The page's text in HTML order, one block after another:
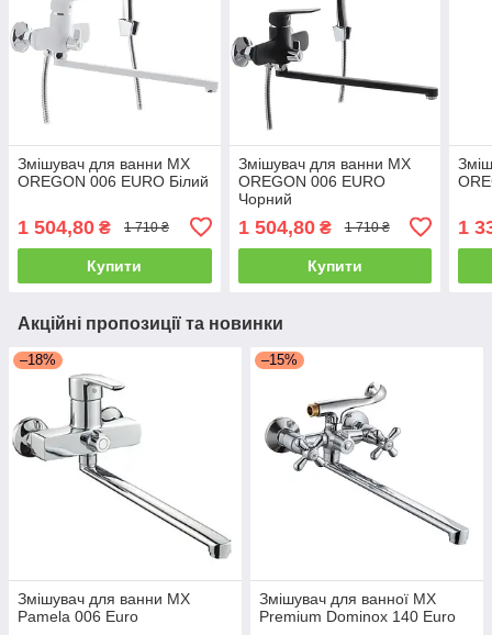
Змішувач для ванни MX
OREGON 006 EURO Білий
1 504,80 ₴ 1 710 ₴
Купити
Змішувач для ванни MX
OREGON 006 EURO
Чорний
1 504,80₴ 1 710 ₴
Купити
1
Акційні пропозиції та новинки
–18%
Змішувач для ванни MX
Pamela 006 Euro
–15%
Змішувач для ванної MX
Premium Dominox 140 Euro